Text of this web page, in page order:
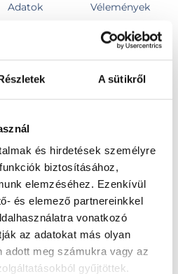
A sütikről
és hirdetések személyre
biztosításához,
elemzéséhez. Ezenkívül
és elemező partnereinkkel
vonatkozó
az adatokat más olyan
adott meg számukra vagy az
gyűjtöttek.
Adatok Vélemények
Konzultáció, általános vizsgálat
Nőgyógyász
kerület